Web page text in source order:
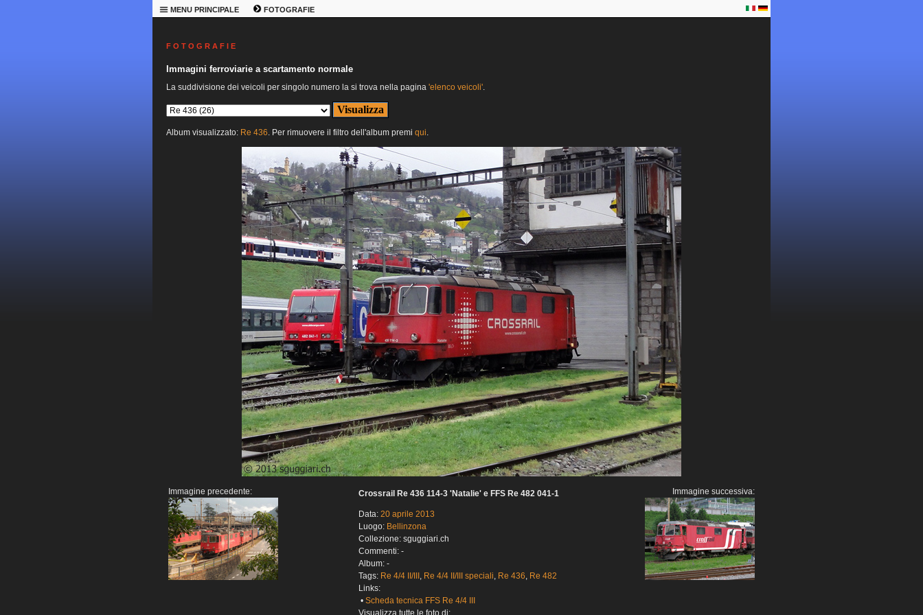
MENU PRINCIPALE FOTOGRAFIE
F O T O G R A F I E
Immagini ferroviarie a scartamento normale
La suddivisione dei veicoli per singolo numero la si trova nella pagina 'elenco veicoli'.
Album visualizzato: Re 436. Per rimuovere il filtro dell'album premi qui.
Immagine precedente: Crossrail Re 436 114-3 'Natalie' e FFS Re 482 041-1
Data: 20 aprile 2013
Luogo: Bellinzona
Collezione: sguggiari.ch
Commenti: -
Album: -
Tags: Re 4/4 II/III , Re 4/4 II/III speciali, Re 436, Re 482
Links:
• Scheda tecnica FFS Re 4/4 III
Immagine successiva: